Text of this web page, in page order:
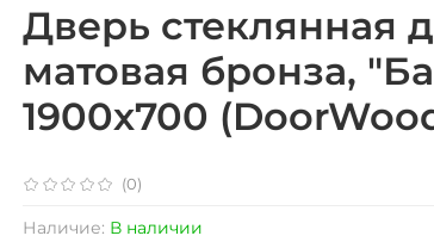
(0)
Наличие: В наличии
Дверь стеклянная
матовая бронза,
1900х700